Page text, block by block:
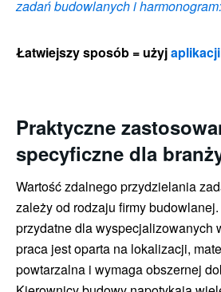
zadań budowlanych i
Łatwiejszy sposób = użyj
Praktyczne
specyficzne dla
Wartość zdalnego przydzielania
zależy od rodzaju firmy
przydatne dla wyspecjalizowanych
praca jest oparta na lokalizacji,
powtarzalna i wymaga obszernej